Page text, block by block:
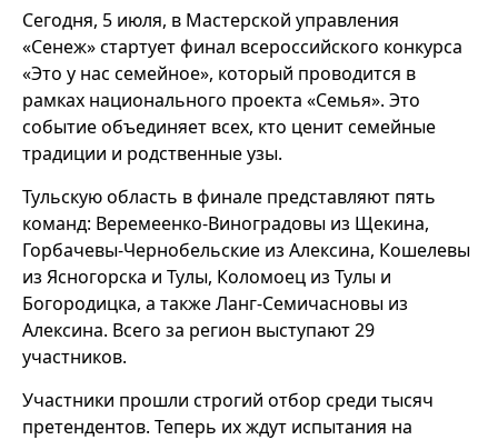
Сегодня, 5 июля, в Мастерской управления
«Сенеж» стартует финал всероссийского конкурса
«Это у нас семейное», который проводится в
рамках национального проекта «Семья». Это
событие объединяет всех, кто ценит семейные
традиции и родственные узы.
Тульскую область в финале представляют пять
команд: Веремеенко-Виноградовы из Щекина,
Горбачевы-Чернобельские из Алексина, Кошелевы
из Ясногорска и Тулы, Коломоец из Тулы и
Богородицка, а также Ланг-Семичасновы из
Алексина. Всего за регион выступают 29
участников.
Участники прошли строгий отбор среди тысяч
претендентов. Теперь их ждут испытания на